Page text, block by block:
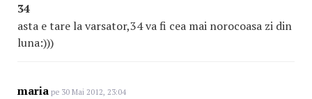
34
asta e tare la varsator,34 va fi cea mai norocoasa zi din
luna:)))
maria pe 30 Mai 2012, 23:04